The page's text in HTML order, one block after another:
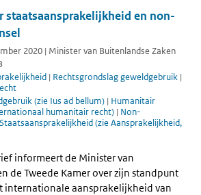
staatsaansprakelijkheid en non-
2020 | Minister van Buitenlandse Zaken
| Rechtsgrondslag geweldgebruik |
(zie Ius ad bellum) | Humanitair
humanitair recht) | Non-
Staatsaansprakelijkheid (zie Aansprakelijkheid,
informeert de Minister van
de Tweede Kamer over zijn standpunt
internationale aansprakelijkheid van